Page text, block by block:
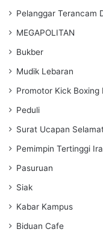
Pelanggar Terancam
MEGAPOLITAN
Bukber
Mudik Lebaran
Promotor Kick Boxing
Peduli
Surat Ucapan
Pemimpin Tertinggi
Pasuruan
Siak
Kabar Kampus
Biduan Cafe